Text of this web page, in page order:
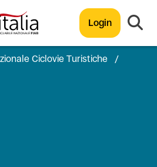
Login
Ciclovie Turistiche
/